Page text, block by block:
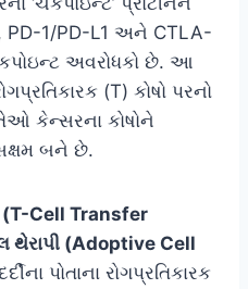
PD-1/PD-L1 અને CTLA-
અવરોધકો છે. આ
(T) કોષો પરનો
કેન્સરના કોષોને
બને છે.
(T-Cell Transfer
થેરાપી (Adoptive Cell
પોતાના રોગપ્રતિકારક